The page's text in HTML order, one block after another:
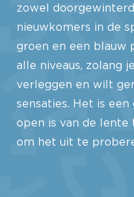
zowel
nieuwkomers in de
groen en een blauw
alle niveaus, zolang
verleggen en wilt
sensaties. Het is
open is van de
om het uit te